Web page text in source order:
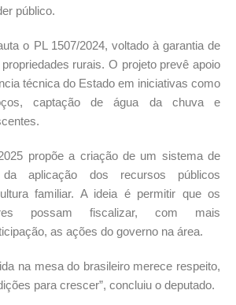
público.
o PL 1507/2024, voltado à garantia de
rurais. O projeto prevê apoio
técnica do Estado em iniciativas como
captação de água da chuva e
propõe a criação de um sistema de
da aplicação dos recursos públicos
familiar. A ideia é permitir que os
possam fiscalizar, com mais
as ações do governo na área.
na mesa do brasileiro merece respeito,
para crescer”, concluiu o deputado.